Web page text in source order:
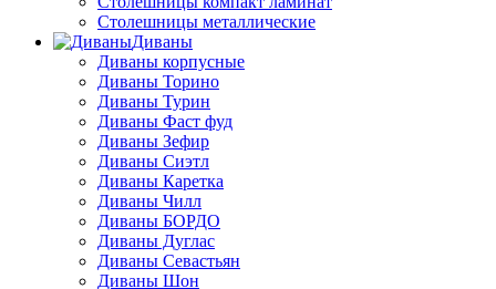
Столешницы металлические
Диваны
Диваны корпусные
Диваны Торино
Диваны Турин
Диваны Фаст фуд
Диваны Зефир
Диваны Сиэтл
Диваны Каретка
Диваны Чилл
Диваны БОРДО
Диваны Дуглас
Диваны Севастьян
Диваны Шон